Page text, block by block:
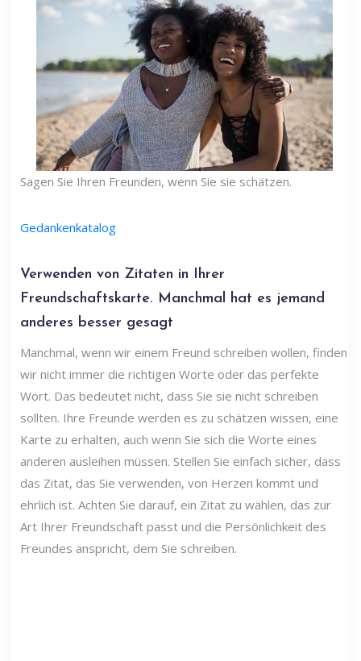
Sagen Sie Ihren Freunden, wenn Sie sie schätzen.
Gedankenkatalog
Verwenden von Zitaten in Ihrer
Freundschaftskarte. Manchmal hat es jemand
anderes besser gesagt
Manchmal, wenn wir einem Freund schreiben wollen, finden
wir nicht immer die richtigen Worte oder das perfekte
Wort. Das bedeutet nicht, dass Sie sie nicht schreiben
sollten. Ihre Freunde werden es zu schätzen wissen, eine
Karte zu erhalten, auch wenn Sie sich die Worte eines
anderen ausleihen müssen. Stellen Sie einfach sicher, dass
das Zitat, das Sie verwenden, von Herzen kommt und
ehrlich ist. Achten Sie darauf, ein Zitat zu wählen, das zur
Art Ihrer Freundschaft passt und die Persönlichkeit des
Freundes anspricht, dem Sie schreiben.